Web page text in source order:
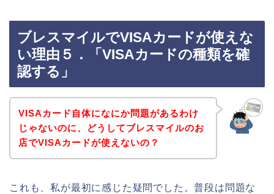
ブレスマイルでVISAカードが使えな
い理由５．「VISAカードの種類を確
認する」
VISAカード自体になにか問題があるわけ
じゃないのに、どうしてブレスマイルのお
店でVISAカードが使えないの？
これも、私が最初に感じた疑問でした。普段は問題な